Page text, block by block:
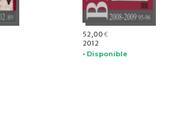
52,00 €
2012
• Disponible